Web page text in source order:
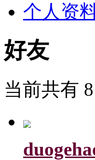
个人资
好友
当前共有 8